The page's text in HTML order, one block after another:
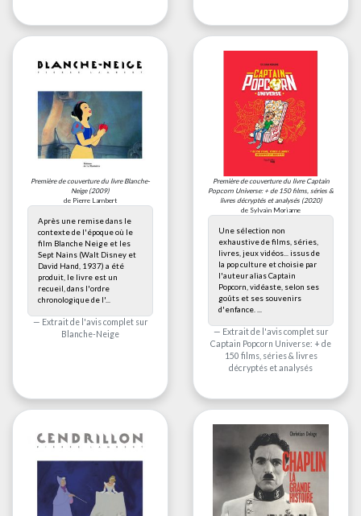
Première de couverture du livreBlanche-
Neige(2009)
de Pierre Lambert
Après une remise dans le
contexte de l'époque où le
film Blanche Neige et les
Sept Nains (Walt Disney et
David Hand, 1937) a été
produit, le livre est un
recueil, dans l'ordre
chronologique de l'...
Extrait de l'avis complet sur
Blanche-Neige
Première de couverture du livre Captain
Popcorn Universe: + de 150 films, séries &
livres décryptés et analysés(2020)
de Sylvain Moriame
Une sélection non
exhaustive de films, séries,
livres, jeux vidéos... issus de
la pop culture et choisie par
l'auteur alias Captain
Popcorn, vidéaste, selon ses
goûts et ses souvenirs
d'enfance. ...
Extrait de l'avis complet sur
Captain Popcorn Universe: + de
150 films, séries & livres
décryptés et analysés